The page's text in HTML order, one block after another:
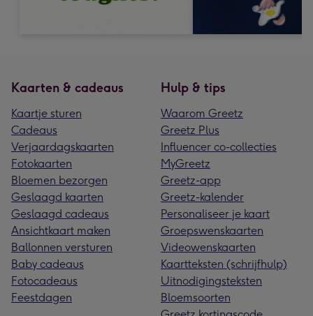
Kaarten & cadeaus
Kaartje sturen
Cadeaus
Verjaardagskaarten
Fotokaarten
Bloemen bezorgen
Geslaagd kaarten
Geslaagd cadeaus
Ansichtkaart maken
Ballonnen versturen
Baby cadeaus
Fotocadeaus
Feestdagen
Hulp & tips
Waarom Greetz
Greetz Plus
Influencer co-collecties
MyGreetz
Greetz-app
Greetz-kalender
Personaliseer je kaart
Groepswenskaarten
Videowenskaarten
Kaartteksten (schrijfhulp)
Uitnodigingsteksten
Bloemsoorten